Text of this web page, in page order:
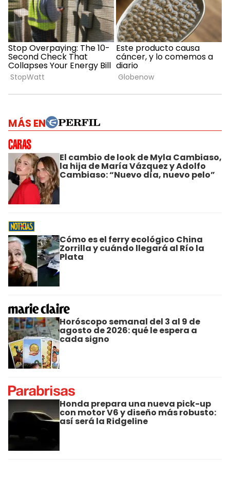
MÁS EN
El cambio de look de Myla Cambiaso,
la hija de María Vázquez y Adolfo
Cambiaso: “Nuevo día, nuevo pelo”
Cómo es el ferry ecológico China
Zorrilla y cuándo llegará al Río la
Plata
Horóscopo semanal del 3 al 9 de
agosto de 2026: qué le espera a
cada signo
Honda prepara una nueva pick-up
con motor V6 y diseño más robusto:
así será la Ridgeline